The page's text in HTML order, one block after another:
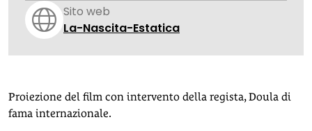
Sito web
La-Nascita-Estatica
Proiezione del film con intervento della regista, Doula di
fama internazionale.